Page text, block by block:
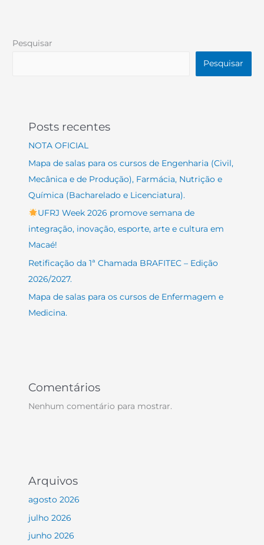
Pesquisar
Pesquisar
Posts recentes
NOTA OFICIAL
Mapa de salas para os cursos de Engenharia (Civil,
Mecânica e de Produção), Farmácia, Nutrição e
Química (Bacharelado e Licenciatura).
UFRJ Week 2026 promove semana de
integração, inovação, esporte, arte e cultura em
Macaé!
Retificação da 1ª Chamada BRAFITEC – Edição
2026/2027.
Mapa de salas para os cursos de Enfermagem e
Medicina.
Comentários
Nenhum comentário para mostrar.
Arquivos
agosto 2026
julho 2026
junho 2026